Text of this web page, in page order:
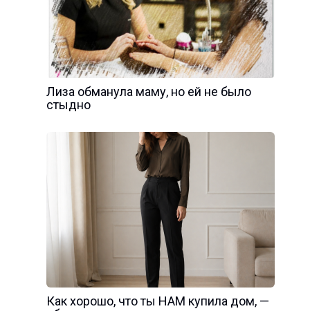
Лиза обманула маму, но ей не было
стыдно
Как хорошо, что ты НАМ купила дом, —